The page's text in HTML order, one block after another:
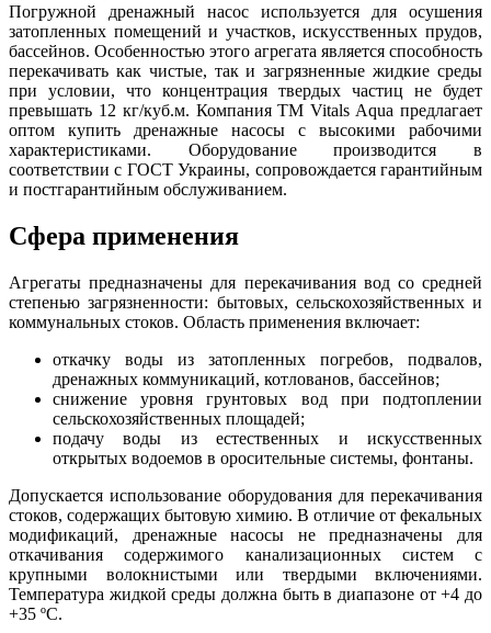
Погружной дренажный насос используется для осушения
затопленных помещений и участков, искусственных прудов,
бассейнов. Особенностью этого агрегата является способность
перекачивать как чистые, так и загрязненные жидкие среды
при условии, что концентрация твердых частиц не будет
превышать 12 кг/куб.м. Компания ТМ Vitals Aqua предлагает
оптом купить дренажные насосы с высокими рабочими
характеристиками. Оборудование производится в
соответствии с ГОСТ Украины, сопровождается гарантийным
и постгарантийным обслуживанием.
Сфера применения
Агрегаты предназначены для перекачивания вод со средней
степенью загрязненности: бытовых, сельскохозяйственных и
коммунальных стоков. Область применения включает:
откачку воды из затопленных погребов, подвалов,
дренажных коммуникаций, котлованов, бассейнов;
снижение уровня грунтовых вод при подтоплении
сельскохозяйственных площадей;
подачу воды из естественных и искусственных
открытых водоемов в оросительные системы, фонтаны.
Допускается использование оборудования для перекачивания
стоков, содержащих бытовую химию. В отличие от фекальных
модификаций, дренажные насосы не предназначены для
откачивания содержимого канализационных систем с
крупными волокнистыми или твердыми включениями.
Температура жидкой среды должна быть в диапазоне от +4 до
+35 ºС.